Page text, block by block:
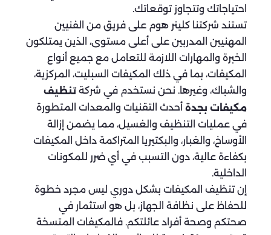
احتياجاتك وتتجاوز توقعاتك.
تستند شركتنا كلينر هوم على فريق من الفنيين
المهنيين المدربين على أعلى مستوى، الذين يمتلكون
الخبرة والمهارات اللازمة للتعامل مع جميع أنواع
المكيفات، بما في ذلك المكيفات السبليت، المركزية،
والشباك، وغيرها. نحن نستخدم في شركة تنظيف
مكيفات بجدة أحدث التقنيات والمعدات المتطورة
في عمليات التنظيف والغسيل، مما يضمن إزالة
الأوساخ، والغبار، والبكتيريا المتراكمة داخل المكيفات
بكفاءة عالية، دون التسبب في أي ضرر للمكونات
الداخلية.
إن تنظيف المكيفات بشكل دوري ليس مجرد خطوة
للحفاظ على نظافة الجهاز، بل هو استثمار في
صحتكم وصحة أفراد عائلتكم. فالمكيفات المتسخة